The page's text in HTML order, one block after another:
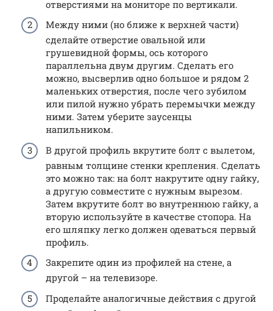
отверстиями на мониторе по вертикали.
Между ними (но ближе к верхней части)
сделайте отверстие овальной или
грушевидной формы, ось которого
параллельна двум другим. Сделать его
можно, высверлив одно большое и рядом 2
маленьких отверстия, после чего зубилом
или пилой нужно убрать перемычки между
ними. Затем уберите заусенцы
напильником.
В другой профиль вкрутите болт с вылетом,
равным толщине стенки крепления. Сделать
это можно так: на болт накрутите одну гайку,
а другую совместите с нужным вырезом.
Затем вкрутите болт во внутреннюю гайку, а
вторую используйте в качестве стопора. На
его шляпку легко должен одеваться первый
профиль.
Закрепите один из профилей на стене, а
другой – на телевизоре.
Проделайте аналогичные действия с другой